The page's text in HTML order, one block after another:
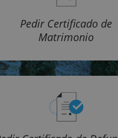
Pedir Certificado de
Matrimonio